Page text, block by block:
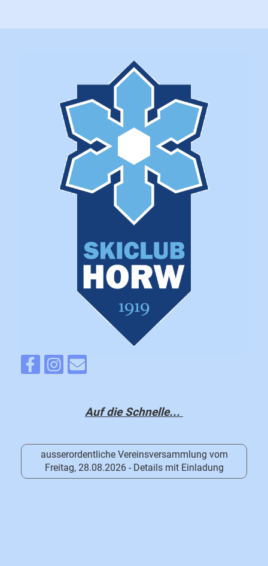
Auf die Schnelle...
ausserordentliche Vereinsversammlung vom
Freitag, 28.08.2026 - Details mit Einladung